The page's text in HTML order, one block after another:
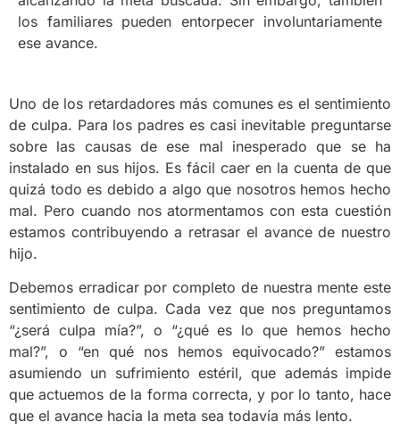
los familiares pueden entorpecer involuntariamente
ese avance.
Uno de los retardadores más comunes es el sentimiento
de culpa. Para los padres es casi inevitable preguntarse
sobre las causas de ese mal inesperado que se ha
instalado en sus hijos. Es fácil caer en la cuenta de que
quizá todo es debido a algo que nosotros hemos hecho
mal. Pero cuando nos atormentamos con esta cuestión
estamos contribuyendo a retrasar el avance de nuestro
hijo.
Debemos erradicar por completo de nuestra mente este
sentimiento de culpa. Cada vez que nos preguntamos
“¿será culpa mía?”, o “¿qué es lo que hemos hecho
mal?”, o “en qué nos hemos equivocado?” estamos
asumiendo un sufrimiento estéril, que además impide
que actuemos de la forma correcta, y por lo tanto, hace
que el avance hacia la meta sea todavía más lento.